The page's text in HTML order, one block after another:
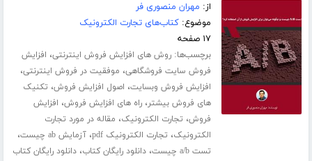
از: مهران منصوری فر
موضوع:کتاب‌های تجارت الکترونیک
۱۷ صفحه
برچسب‌ها:روش های افزایش فروش اینترنتی، افزایش
فروش سایت فروشگاهی، موفقیت در فروش اینترنتی،
افزایش فروش وبسایت، اصول افزایش فروش، تکنیک
های فروش بیشتر،راه های افزایش فروش، افزایش
فروش، تجارت الکترونیک، مقاله در مورد تجارت
الکترونیک، تجارت الکترونیک pdf ،آزمایش ab چیست ،
تست a/b چیست ،دانلود رایگان کتاب،دانلود رایگان کتاب